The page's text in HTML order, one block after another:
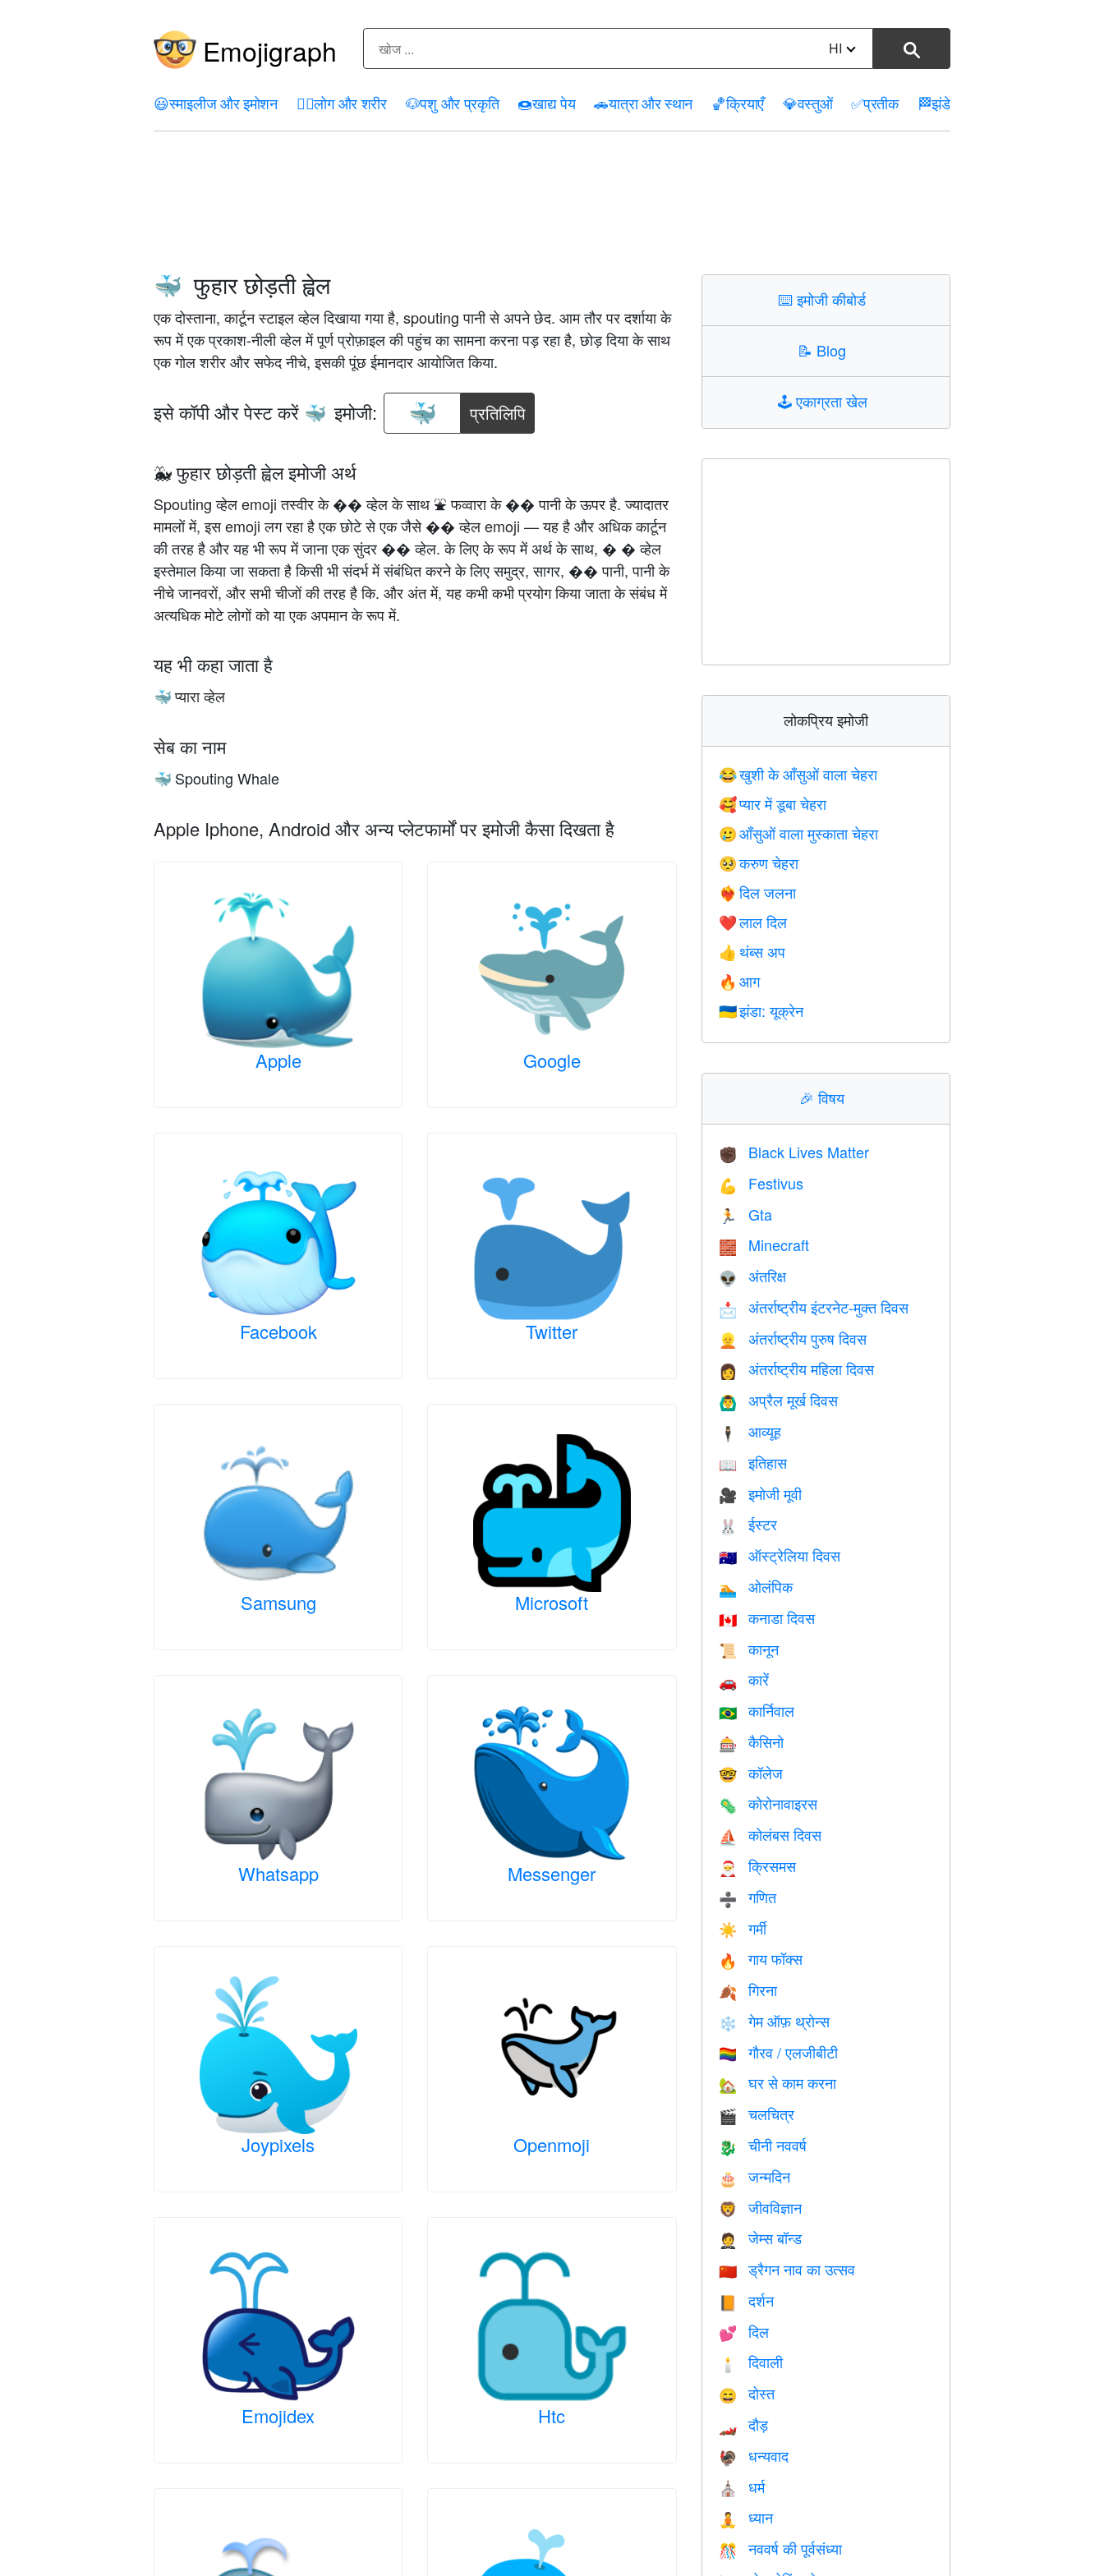
Emojigraph HI
😃स्माइलीज और इमोशन 🤦‍♀️लोग और शरीर 🐶पशु और प्रकृति 🍩खाद्य पेय 🚗यात्रा और स्थान 🏀क्रियाएँ 💎वस्तुओं ✅प्रतीक 🏁झंडे
🐳 फुहार छोड़ती ह्वेल
एक दोस्ताना, कार्टून स्टाइल व्हेल दिखाया गया है, spouting पानी से अपने छेद. आम तौर पर दर्शाया के
रूप में एक प्रकाश-नीली व्हेल में पूर्ण प्रोफ़ाइल की पहुंच का सामना करना पड़ रहा है, छोड़ दिया के साथ
एक गोल शरीर और सफेद नीचे, इसकी पूंछ ईमानदार आयोजित किया.
इसे कॉपी और पेस्ट करें 🐳 इमोजी: प्रतिलिपि
🐳 फुहार छोड़ती ह्वेल इमोजी अर्थ
Spouting व्हेल emoji तस्वीर के �� व्हेल के साथ ⛲ फव्वारा के �� पानी के ऊपर है. ज्यादातर
मामलों में, इस emoji लग रहा है एक छोटे से एक जैसे �� व्हेल emoji — यह है और अधिक कार्टून
की तरह है और यह भी रूप में जाना एक सुंदर �� व्हेल. के लिए के रूप में अर्थ के साथ, � � व्हेल
इस्तेमाल किया जा सकता है किसी भी संदर्भ में संबंधित करने के लिए समुद्र, सागर, �� पानी, पानी के
नीचे जानवरों, और सभी चीजों की तरह है कि. और अंत में, यह कभी कभी प्रयोग किया जाता के संबंध में
अत्यधिक मोटे लोगों को या एक अपमान के रूप में.
यह भी कहा जाता है
🐳 प्यारा व्हेल
सेब का नाम
🐳 Spouting Whale
Apple Iphone, Android और अन्य प्लेटफार्मों पर इमोजी कैसा दिखता है
Apple Google
Facebook Twitter
Samsung Microsoft
Whatsapp Messenger
Joypixels Openmoji
Emojidex Htc
⌨️इमोजी कीबोर्ड
📝 Blog
🕹️एकाग्रता खेल
लोकप्रिय इमोजी
😂खुशी के आँसुओं वाला चेहरा
🥰प्यार में डूबा चेहरा
🥲 आँसुओं वाला मुस्काता चेहरा
🥺 करुण चेहरा
❤️‍🔥 दिल जलना
❤️ लाल दिल
👍 थंब्स अप
🔥 आग
🇺🇦झंडा: यूक्रेन
🎉विषय
✊🏿 Black Lives Matter
💪 Festivus
🏃 Gta
🧱 Minecraft
👽 अंतरिक्ष
📩 अंतर्राष्ट्रीय इंटरनेट-मुक्त दिवस
👱 अंतर्राष्ट्रीय पुरुष दिवस
👩 अंतर्राष्ट्रीय महिला दिवस
🙆‍♂️ अप्रैल मूर्ख दिवस
🕴️ आव्यूह
📖 इतिहास
🎥 इमोजी मूवी
🐰 ईस्टर
🇦🇺 ऑस्ट्रेलिया दिवस
🏊 ओलंपिक
🇨🇦 कनाडा दिवस
📜 कानून
🚗 कारें
🇧🇷 कार्निवाल
🎰 कैसिनो
🤓 कॉलेज
🦠 कोरोनावाइरस
⛵️ कोलंबस दिवस
🎅 क्रिसमस
➗ गणित
☀️ गर्मी
🔥 गाय फॉक्स
🍂 गिरना
❄️ गेम ऑफ़ थ्रोन्स
🏳️‍🌈 गौरव / एलजीबीटी
🏡 घर से काम करना
🎬 चलचित्र
🐉 चीनी नववर्ष
🎂 जन्मदिन
🦁 जीवविज्ञान
🤵 जेम्स बॉन्ड
🇨🇳 ड्रैगन नाव का उत्सव
📙 दर्शन
💕 दिल
🕯 दिवाली
😄 दोस्त
🏎 दौड़
🦃 धन्यवाद
⛪️ धर्म
🧘 ध्यान
🎊 नववर्ष की पूर्वसंध्या